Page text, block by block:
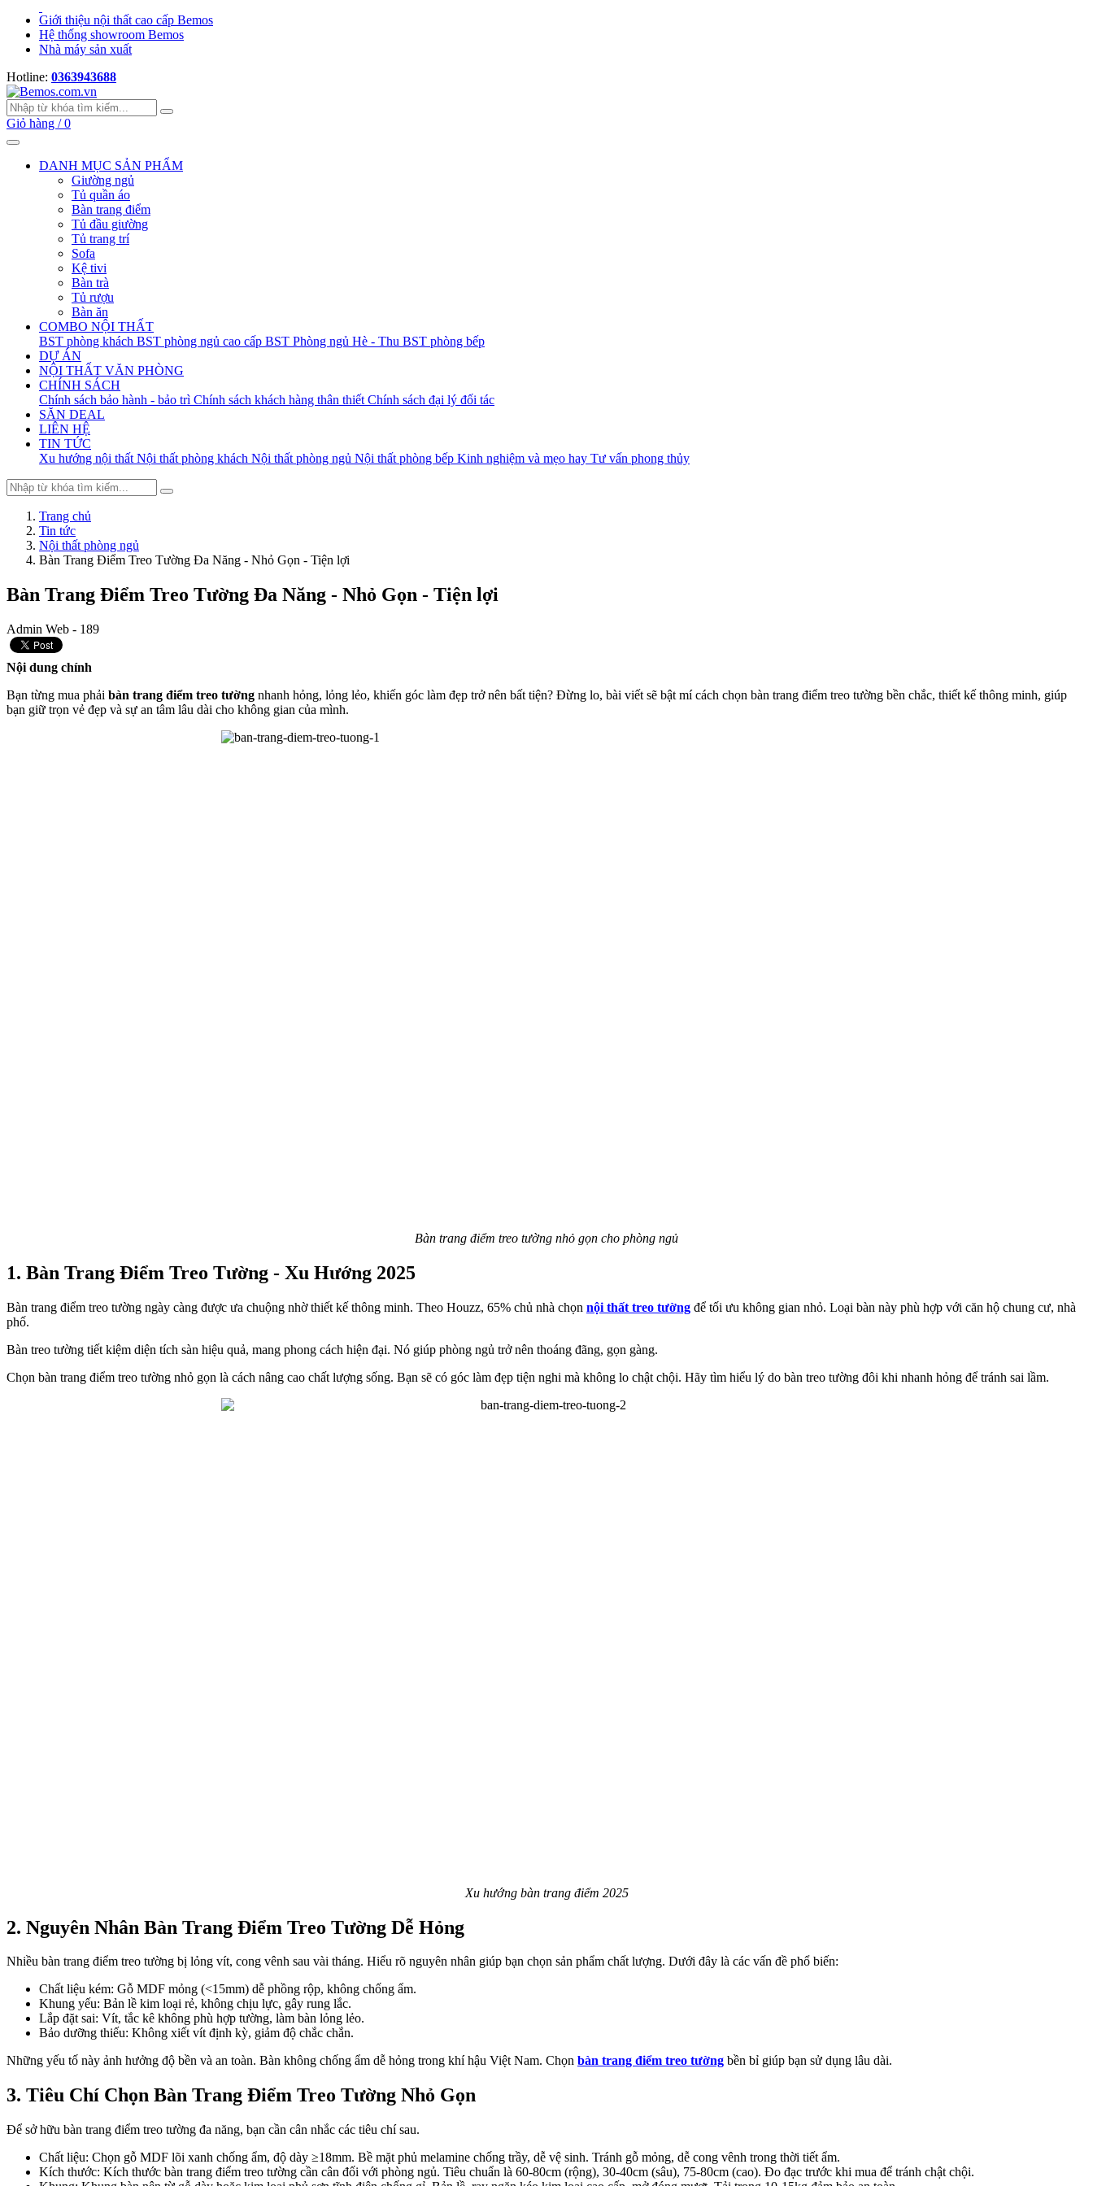
Giới thiệu nội thất cao cấp Bemos
Hệ thống showroom Bemos
Nhà máy sản xuất
Hotline: 0363943688
Giỏ hàng /0
DANH MỤC SẢN PHẨM
Giường ngủ
Tủ quần áo
Bàn trang điểm
Tủ đầu giường
Tủ trang trí
Sofa
Kệ tivi
Bàn trà
Tủ rượu
Bàn ăn
COMBO NỘI THẤT
BST phòng khách BST phòng ngủ cao cấp BST Phòng ngủ Hè - Thu BST phòng bếp
DỰ ÁN
NỘI THẤT VĂN PHÒNG
CHÍNH SÁCH
Chính sách bảo hành - bảo trì Chính sách khách hàng thân thiết Chính sách đại lý đối tác
SĂN DEAL
LIÊN HỆ
TIN TỨC
Xu hướng nội thất Nội thất phòng khách Nội thất phòng ngủ Nội thất phòng bếp Kinh nghiệm và mẹo hay Tư vấn phong thủy
Trang chủ
Tin tức
Nội thất phòng ngủ
Bàn Trang Điểm Treo Tường Đa Năng - Nhỏ Gọn - Tiện lợi
Bàn Trang Điểm Treo Tường Đa Năng - Nhỏ Gọn - Tiện lợi
Admin Web - 189
Nội dung chính
Bạn từng mua phải bàn trang điểm treo tường nhanh hỏng, lỏng lẻo, khiến góc làm đẹp trở nên bất tiện? Đừng lo, bài viết sẽ bật mí cách chọn bàn trang điểm treo tường bền chắc, thiết kế thông minh, giúp
bạn giữ trọn vẻ đẹp và sự an tâm lâu dài cho không gian của mình.
Bàn trang điểm treo tường nhỏ gọn cho phòng ngủ
1. Bàn Trang Điểm Treo Tường - Xu Hướng 2025
Bàn trang điểm treo tường ngày càng được ưa chuộng nhờ thiết kế thông minh. Theo Houzz, 65% chủ nhà chọn nội thất treo tường để tối ưu không gian nhỏ. Loại bàn này phù hợp với căn hộ chung cư, nhà
phố.
Bàn treo tường tiết kiệm diện tích sàn hiệu quả, mang phong cách hiện đại. Nó giúp phòng ngủ trở nên thoáng đãng, gọn gàng.
Chọn bàn trang điểm treo tường nhỏ gọn là cách nâng cao chất lượng sống. Bạn sẽ có góc làm đẹp tiện nghi mà không lo chật chội. Hãy tìm hiểu lý do bàn treo tường đôi khi nhanh hỏng để tránh sai lầm.
Xu hướng bàn trang điểm 2025
2. Nguyên Nhân Bàn Trang Điểm Treo Tường Dễ Hỏng
Nhiều bàn trang điểm treo tường bị lỏng vít, cong vênh sau vài tháng. Hiểu rõ nguyên nhân giúp bạn chọn sản phẩm chất lượng. Dưới đây là các vấn đề phổ biến:
Chất liệu kém: Gỗ MDF mỏng (<15mm) dễ phồng rộp, không chống ẩm.
Khung yếu: Bản lề kim loại rẻ, không chịu lực, gây rung lắc.
Lắp đặt sai: Vít, tắc kê không phù hợp tường, làm bàn lỏng lẻo.
Bảo dưỡng thiếu: Không xiết vít định kỳ, giảm độ chắc chắn.
Những yếu tố này ảnh hưởng độ bền và an toàn. Bàn không chống ẩm dễ hỏng trong khí hậu Việt Nam. Chọn bàn trang điểm treo tường bền bỉ giúp bạn sử dụng lâu dài.
3. Tiêu Chí Chọn Bàn Trang Điểm Treo Tường Nhỏ Gọn
Để sở hữu bàn trang điểm treo tường đa năng, bạn cần cân nhắc các tiêu chí sau.
Chất liệu: Chọn gỗ MDF lõi xanh chống ẩm, độ dày ≥18mm. Bề mặt phủ melamine chống trầy, dễ vệ sinh. Tránh gỗ mỏng, dễ cong vênh trong thời tiết ẩm.
Kích thước: Kích thước bàn trang điểm treo tường cần cân đối với phòng ngủ. Tiêu chuẩn là 60-80cm (rộng), 30-40cm (sâu), 75-80cm (cao). Đo đạc trước khi mua để tránh chật chội.